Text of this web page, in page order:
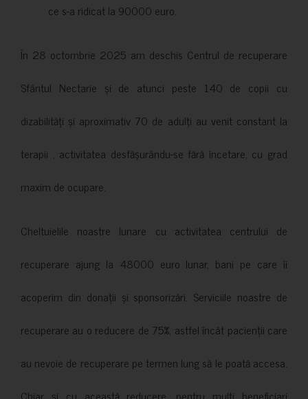
ce s-a ridicat la 90000 euro.
În 28 octombrie 2025 am deschis Centrul de recuperare
Sfântul Nectarie și de atunci peste 140 de copii cu
dizabilități și aproximativ 70 de adulți au venit constant la
terapii , activitatea desfășurându-se fără încetare, cu grad
maxim de ocupare.
Cheltuielile noastre lunare cu activitatea centrului de
recuperare ajung la 48000 euro lunar, bani pe care îi
acoperim din donații și sponsorizări. Serviciile noastre de
recuperare au o reducere de 75%, astfel încât pacienții care
au nevoie de recuperare pe termen lung să le poată accesa.
Chiar și cu această reducere, pentru mulți beneficiari